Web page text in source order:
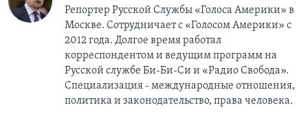
Репортер Русской Службы «Голоса Америки» в
Москве. Сотрудничает с «Голосом Америки» с
2012 года. Долгое время работал
корреспондентом и ведущим программ на
Русской службе Би-Би-Си и «Радио Свобода».
Специализация - международные отношения,
политика и законодательство, права человека.